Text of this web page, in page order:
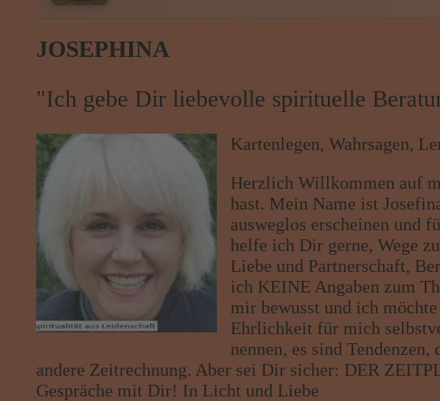
Wahrsagen
Pendeln
Lenormandkarten
Tarotkarten
Menü: Beraterübersicht Kategorien
Menü: Beraterübersicht von A bis Z
Menü: Kartenlegen kostenlos,
JOSEPHINA
"Ich gebe Dir liebevolle spirituelle
Kartenlegen, Wahrsagen,
Herzlich Willkommen auf
hast. Mein Name ist
ausweglos erscheinen und
helfe ich Dir gerne, Wege
Liebe und Partnerschaft,
ich KEINE Angaben zum
mir bewusst und ich
Ehrlichkeit für mich
nennen, es sind
andere Zeitrechnung. Aber sei Dir sicher: DER
Gespräche mit Dir! In Licht und Liebe